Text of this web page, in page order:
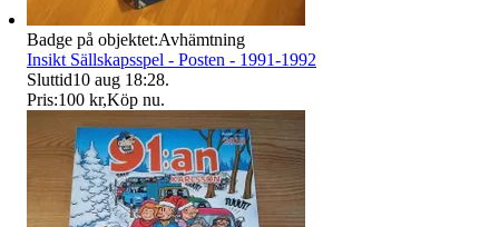
Badge på objektet:Avhämtning
Insikt Sällskapsspel - Posten - 1991-1992
Sluttid10 aug 18:28.
Pris:100 kr,Köp nu.